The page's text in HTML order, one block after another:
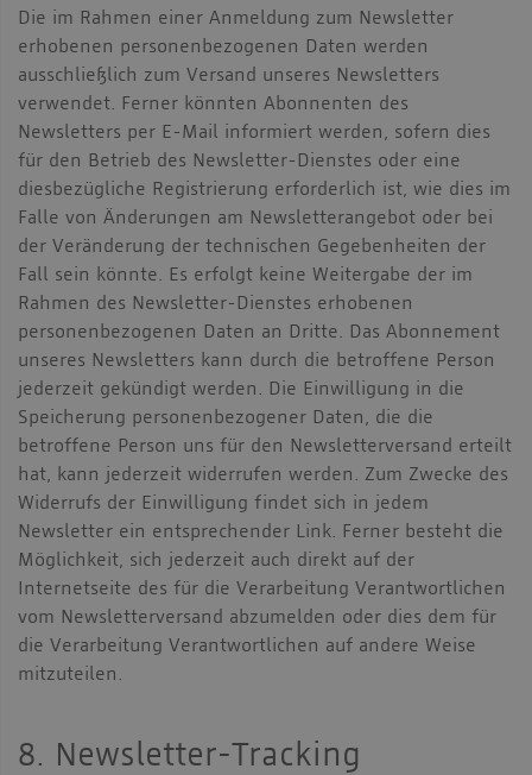
Die im Rahmen einer Anmeldung zum Newsletter
erhobenen personenbezogenen Daten werden
ausschließlich zum Versand unseres Newsletters
verwendet. Ferner könnten Abonnenten des
Newsletters per E-Mail informiert werden, sofern dies
für den Betrieb des Newsletter-Dienstes oder eine
diesbezügliche Registrierung erforderlich ist, wie dies im
Falle von Änderungen am Newsletterangebot oder bei
der Veränderung der technischen Gegebenheiten der
Fall sein könnte. Es erfolgt keine Weitergabe der im
Rahmen des Newsletter-Dienstes erhobenen
personenbezogenen Daten an Dritte. Das Abonnement
unseres Newsletters kann durch die betroffene Person
jederzeit gekündigt werden. Die Einwilligung in die
Speicherung personenbezogener Daten, die die
betroffene Person uns für den Newsletterversand erteilt
hat, kann jederzeit widerrufen werden. Zum Zwecke des
Widerrufs der Einwilligung findet sich in jedem
Newsletter ein entsprechender Link. Ferner besteht die
Möglichkeit, sich jederzeit auch direkt auf der
Internetseite des für die Verarbeitung Verantwortlichen
vom Newsletterversand abzumelden oder dies dem für
die Verarbeitung Verantwortlichen auf andere Weise
mitzuteilen.
8. Newsletter-Tracking